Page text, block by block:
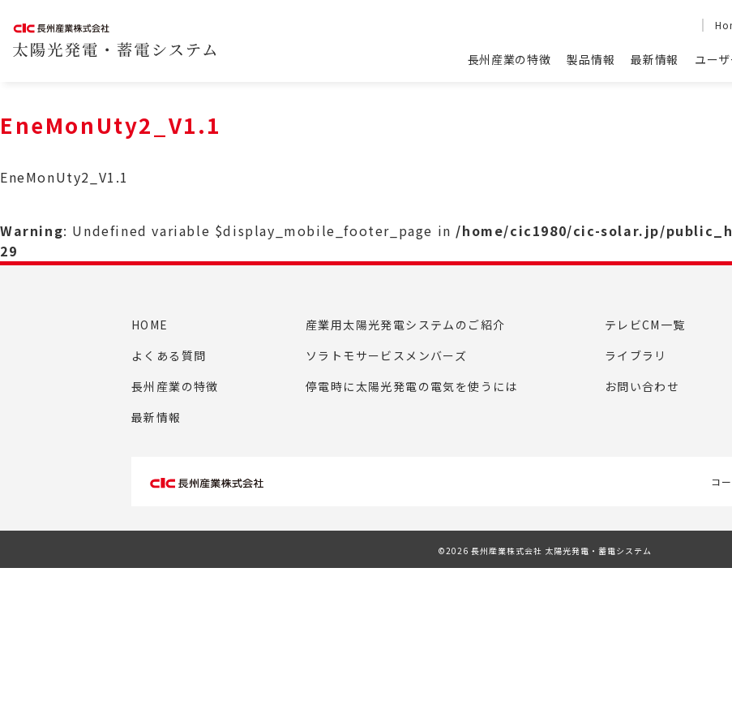
長州産業の特徴 製品情報 最新情報 ユー
EneMonUty2_V1.1
EneMonUty2_V1.1
Warning: Undefined variable $display_mobile_footer_page in /home/cic1980/cic-solar.jp/
29
HOME
よくある質問
長州産業の特徴
最新情報
産業用太陽光発電システムのご紹介
ソラトモサービスメンバーズ
停電時に太陽光発電の電気を使うには
テレビCM一覧
ライブラリ
お問い合わせ
コ
©2026 長州産業株式会社 太陽光発電・蓄電システム